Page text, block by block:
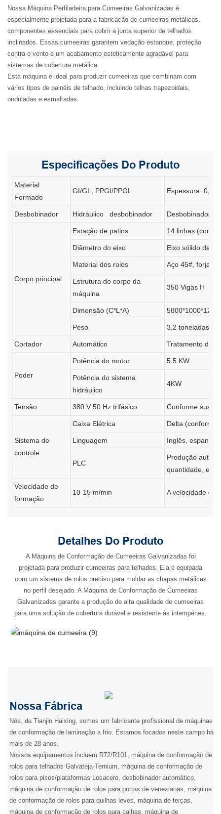
Nossa Máquina Perfiladeira para Cumeeiras Galvanizadas é
especialmente projetada para a fabricação de cumeeiras metálicas,
componentes essenciais para cobrir a junta superior de telhados
inclinados. Essas cumeeiras garantem vedação estanque, proteção
contra o vento e um acabamento esteticamente agradável para
sistemas de cobertura metálica.
Esta máquina é ideal para produzir cumeeiras que combinam com
vários tipos de painéis de telhado, incluindo telhas trapezoidais,
onduladas e esmaltadas.
Especificações Do Produto
Material
Formado
GI/GL, PPGI/PPGL Espessura: 0,3-
Desbobinador Hidráulico desbobinador Desbobinador
Corpo principal
Estação de patins 14 linhas
Diâmetro do eixo Eixo sólido de
Material dos rolos Aço 45#, forjado
Estrutura do corpo da
máquina
350 Vigas H
Dimensão (C*L*A)
Peso 3,2 toneladas
Cortador Automático Tratamento de
Poder
Potência do motor 5.5 KW
Potência do sistema
hidráulico
4KW
Tensão 380 V 50 Hz trifásico Conforme sua
Sistema de
controle
Caixa Elétrica Delta (conforme
Linguagem Inglês,
PLC
Produção
quantidade, etc.
Velocidade de
formação
10-15 m/min A velocidade
Detalhes Do Produto
A Máquina de Conformação de Cumeeiras Galvanizadas foi
projetada para produzir cumeeiras para telhados. Ela é equipada
com um sistema de rolos preciso para moldar as chapas metálicas
no perfil desejado. A Máquina de Conformação de Cumeeiras
Galvanizadas garante a produção de alta qualidade de cumeeiras
para uma solução de cobertura durável e resistente às intempéries.
Nossa Fábrica
Nós, da Tianjin Haixing, somos um fabricante profissional de máquinas
de conformação de laminação a frio. Estamos focados neste campo há
mais de 28 anos.
Nossos equipamentos incluem R72/R101, máquina de conformação de
rolos para telhados Galvateja-Ternium, máquina de conformação de
rolos para pisos/plataformas Losacero, desbobinador automático,
máquina de conformação de rolos para portas de venezianas, máquina
de conformação de rolos para quilhas leves, máquina de terças,
máquina de conformação de rolos para calhas, máquina de